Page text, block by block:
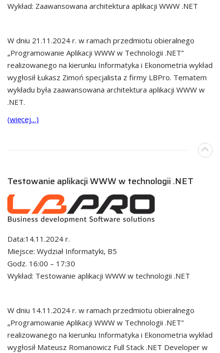
Wykład: Zaawansowana architektura aplikacji WWW .NET
W dniu 21.11.2024 r. w ramach przedmiotu obieralnego
„Programowanie Aplikacji WWW w Technologii .NET”
realizowanego na kierunku Informatyka i Ekonometria wykład
wygłosił Łukasz Zimoń specjalista z firmy LBPro. Tematem
wykładu była zaawansowana architektura aplikacji WWW w
.NET.
(więcej…)
Testowanie aplikacji WWW w technologii .NET
Data:14.11.2024 r.
Miejsce: Wydział Informatyki, B5
Godz. 16:00 – 17:30
Wykład: Testowanie aplikacji WWW w technologii .NET
W dniu 14.11.2024 r. w ramach przedmiotu obieralnego
„Programowanie Aplikacji WWW w Technologii .NET”
realizowanego na kierunku Informatyka i Ekonometria wykład
wygłosił Mateusz Romanowicz Full Stack .NET Developer w